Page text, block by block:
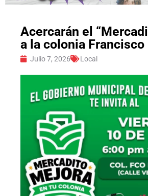
Acercarán el
a la colonia Francisco
Julio 7, 2026 Local